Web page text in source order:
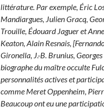
littérature. Par exemple, Éric
Mandiargues, Julien Gracq,
Trouille, Édouard Jaguer et
Keaton, Alain Resnais,
Gironella, J.-B. Brunius,
biographe du maître occulte
personnalités actives et
comme Meret Oppenheim,
Beaucoup ont eu une